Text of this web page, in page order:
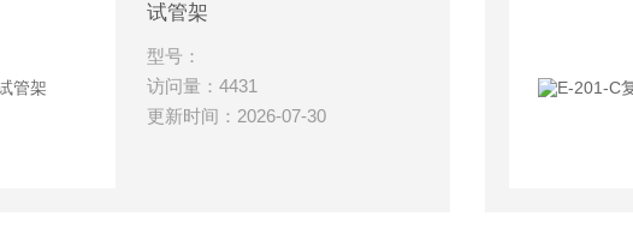
试管架
型号：
访问量：4431
更新时间：2026-07-30